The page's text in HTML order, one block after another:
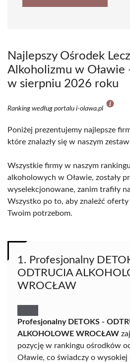
Najlepszy Ośrodek
Alkoholizmu w Oławie
w sierpniu 2026 roku
Ranking według portalu i-olawa.pl
Poniżej prezentujemy najlepsze
które znalazły się w naszym
Wszystkie firmy w naszym
alkoholowych w Oławie, zostały
wyselekcjonowane, zanim trafiły
Wszystko po to, aby znaleźć
Twoim potrzebom.
1. Profesjonalny
ODTRUCIA
WROCŁAW
Profesjonalny DETOKS -
ALKOHOLOWE WROCŁAW
pozycję w rankingu ośrodków
Oławie, co świadczy o wysokiej